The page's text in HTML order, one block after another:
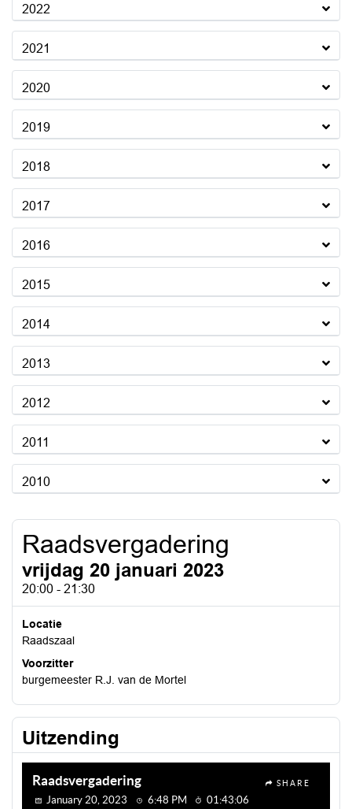
2022
2021
2020
2019
2018
2017
2016
2015
2014
2013
2012
2011
2010
Raadsvergadering
vrijdag 20 januari 2023
20:00 - 21:30
Locatie
Raadszaal
Voorzitter
burgemeester R.J. van de Mortel
Uitzending